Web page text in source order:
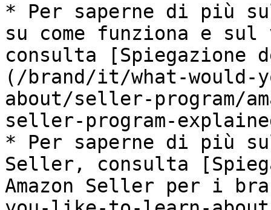
* Per saperne di più
su come funziona e
consulta [Spiegazione
(/brand/it/what-
about/seller-program/
seller-program-
* Per saperne di più
Seller, consulta
Amazon Seller per i